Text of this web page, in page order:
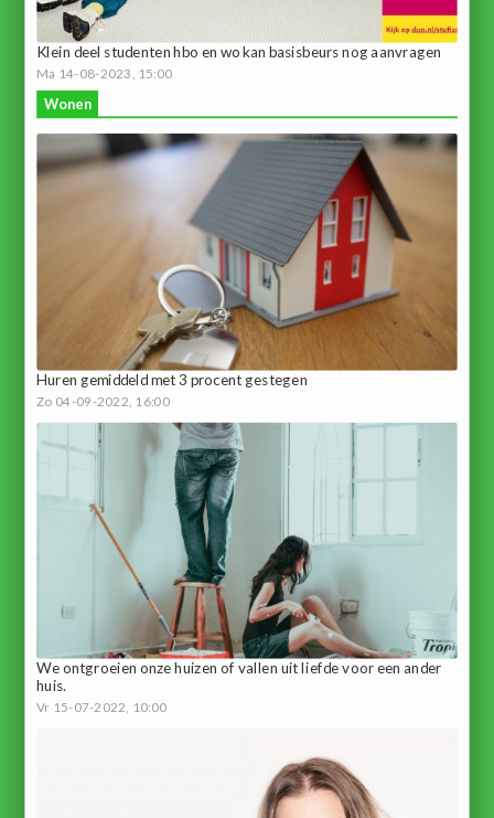
Klein deel studenten hbo en wo kan basisbeurs nog aanvragen
Ma 14-08-2023, 15:00
Wonen
Huren gemiddeld met 3 procent gestegen
Zo 04-09-2022, 16:00
We ontgroeien onze huizen of vallen uit liefde voor een ander
huis.
Vr 15-07-2022, 10:00